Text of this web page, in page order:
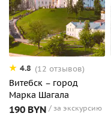
4.8 (12 отзывов)
Витебск – город
Марка Шагала
190 BYN за экскурсию